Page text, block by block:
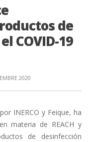
de
COVID-19
2020
INERCO y Feique, ha
materia de REACH y
de desinfección